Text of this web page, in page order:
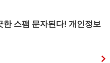
한 스팸 문자된다! 개인정보